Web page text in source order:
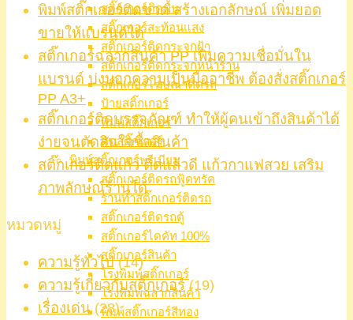
สติ๊กเกอร์ติดพื้น
สติ๊กเกอร์สะท้อนแสง
สติ๊กเกอร์ติดกระจกฝ้า
สติ๊กเกอร์ติดกระจกหน้าร้าน
สติ๊กเกอร์โฆษณาติดรถ
ป้ายสติ๊กเกอร์
พิมพ์สติ๊กเกอร์
ตัดสติ๊กเกอร์
พิมพ์สติ๊กเกอร์พรีเมียม
สติ๊กเกอร์ติดรถฟู้ดทรัค
ร้านทำสติ๊กเกอร์ติดรถ
สติ๊กเกอร์ติดรถตู้
สติ๊กเกอร์ไดคัท 100%
สติ๊กเกอร์สินค้า
โรงพิมพ์สติ๊กเกอร์
โรงพิมพ์ฉลากสินค้า
พิมพ์สติ๊กเกอร์สีทอง
พิมพ์สติ๊กเกอร์ติดขวด สร้างเอกลักษณ์ เพิ่มยอด
ขายให้แบรนด์ได้
สติ๊กเกอร์ฉลากสินค้า PP เพิ่มความเชื่อมั่นใน
แบรนด์ บ่งบอกความเป็นมืออาชีพ ต้องสั่งสติ๊กเกอร์
PP A3+
สติ๊กเกอร์ติดบรรจุภัณฑ์ ทำให้ผู้คนเข้าถึงสินค้าได้
ง่ายจนตัดสินใจซื้อสินค้า
สติ๊กเกอร์ติดแก้ว ติดแล้วดี แก้วกาแฟสวย เสริม
ภาพลักษณ์ร้านได้
หมวดหมู่
ความรู้ทั่วไป(14)
ความรู้เกี่ยวกับสติ๊กเกอร์(19)
เรื่องเด่น(28)